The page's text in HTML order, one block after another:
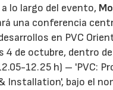
a lo largo del evento,
una conferencia
en PVC
4 de octubre, dentro
12.25 h) – 'PVC:
Installation', bajo el